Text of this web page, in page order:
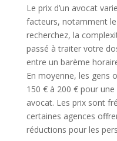
Le prix d’un avocat
facteurs, notamment
recherchez, la
passé à traiter votre
entre un barème
En moyenne, les gens
150 € à 200 € pour
avocat. Les prix sont
certaines agences
réductions pour les